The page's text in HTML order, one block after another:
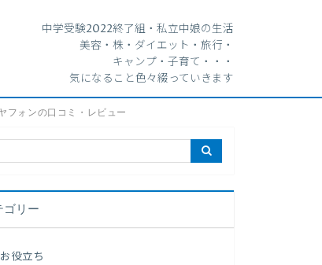
中学受験2022終了組・私立中娘の生活
美容・株・ダイエット・旅行・
キャンプ・子育て・・・
気になること色々綴っていきます
フォンの口コミ・レビュー
ゴリー
お役立ち